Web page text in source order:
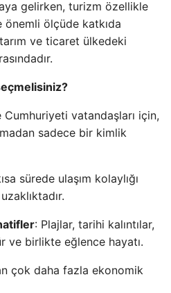
gelirken, turizm özellikle
önemli ölçüde katkıda
ve ticaret ülkedeki
Cumhuriyeti vatandaşları için,
sadece bir kimlik
sürede ulaşım kolaylığı
: Plajlar, tarihi kalıntılar,
ve birlikte eğlence hayatı.
çok daha fazla ekonomik